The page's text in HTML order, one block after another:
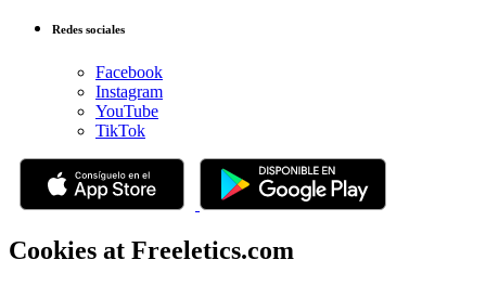
Redes sociales
Facebook
Instagram
YouTube
TikTok
Cookies at Freeletics.com